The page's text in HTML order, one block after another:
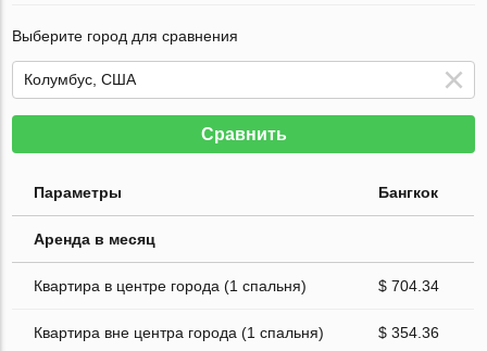
Выберите город для сравнения
Сравнить
Параметры Бангкок
Аренда в месяц
Квартира в центре города (1 спальня) $ 704.34
Квартира вне центра города (1 спальня) $ 354.36